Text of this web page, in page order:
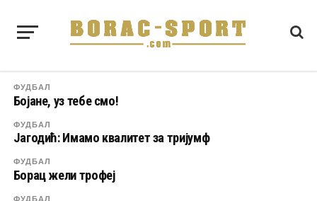
ФУДБАЛ
Бојане, уз тебе смо!
ФУДБАЛ
Јагодић: Имамо квалитет за тријумф
ФУДБАЛ
Борац жели трофеј
ФУДБАЛ